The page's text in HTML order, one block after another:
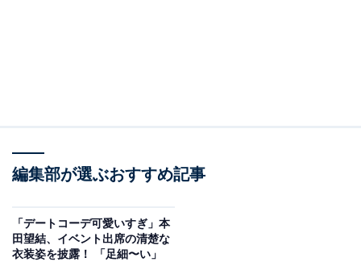
編集部が選ぶおすすめ記事
「デートコーデ可愛いすぎ」本
田望結、イベント出席の清楚な
衣装姿を披露！ 「足細〜い」